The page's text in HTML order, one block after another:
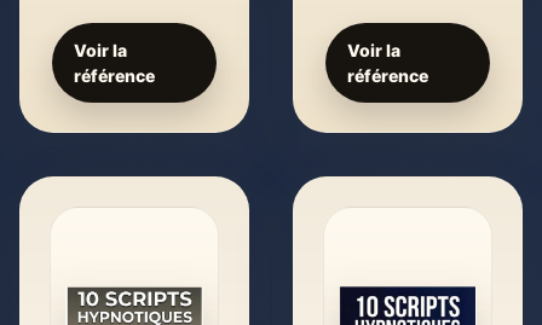
Voir la
référence
Voir la
référence